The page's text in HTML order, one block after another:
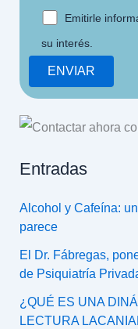
Emitirle
su interés.
Entradas
Alcohol y Cafeína:
parece
El Dr. Fábregas,
de Psiquiatría
¿QUÉ ES UNA
LECTURA